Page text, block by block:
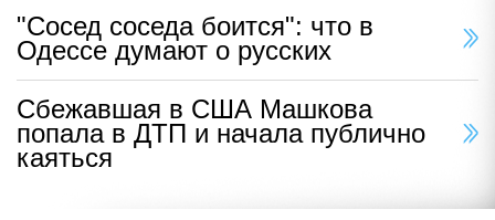
"Сосед соседа боится": что в
Одессе думают о русских
Сбежавшая в США Машкова
попала в ДТП и начала публично
каяться